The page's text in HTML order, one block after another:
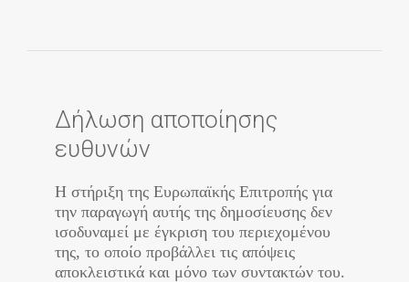
Δήλωση αποποίησης
ευθυνών
Η στήριξη της Ευρωπαϊκής Επιτροπής για
την παραγωγή αυτής της δημοσίευσης δεν
ισοδυναμεί με έγκριση του περιεχομένου
της, το οποίο προβάλλει τις απόψεις
αποκλειστικά και μόνο των συντακτών του.